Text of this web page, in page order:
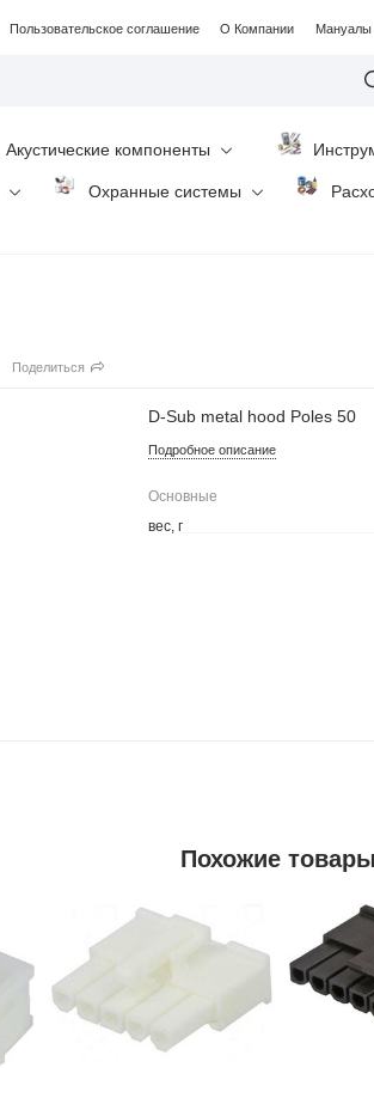
Пользовательское соглашение О Компании Мануалы
Акустические компоненты
Охранные системы
Поделиться
D-Sub metal hood Poles 50
Подробное описание
Основные
вес, г
Похожие товары